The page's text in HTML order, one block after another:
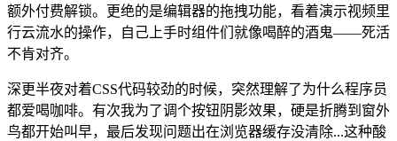
额外付费解锁。更绝的是编辑器的拖拽功能，看着演示视频里
行云流水的操作，自己上手时组件们就像喝醉的酒鬼——死活
不肯对齐。
深更半夜对着CSS代码较劲的时候，突然理解了为什么程序员
都爱喝咖啡。有次我为了调个按钮阴影效果，硬是折腾到窗外
鸟都开始叫早，最后发现问题出在浏览器缓存没清除...这种酸